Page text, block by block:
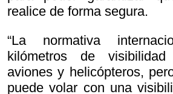
realice de forma segura.
“La normativa
kilómetros de
aviones y helicópteros,
puede volar con una